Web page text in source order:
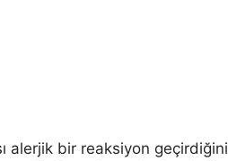
alerjik bir reaksiyon geçirdiğini